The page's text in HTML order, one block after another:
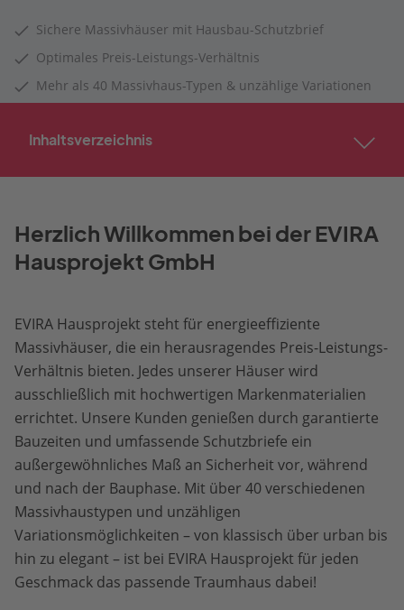
Sichere Massivhäuser mit Hausbau-Schutzbrief
Optimales Preis-Leistungs-Verhältnis
Mehr als 40 Massivhaus-Typen & unzählige Variationen
Inhaltsverzeichnis
Herzlich Willkommen bei der EVIRA
Hausprojekt GmbH
EVIRA Hausprojekt steht für energieeffiziente
Massivhäuser, die ein herausragendes Preis-Leistungs-
Verhältnis bieten. Jedes unserer Häuser wird
ausschließlich mit hochwertigen Markenmaterialien
errichtet. Unsere Kunden genießen durch garantierte
Bauzeiten und umfassende Schutzbriefe ein
außergewöhnliches Maß an Sicherheit vor, während
und nach der Bauphase. Mit über 40 verschiedenen
Massivhaustypen und unzähligen
Variationsmöglichkeiten – von klassisch über urban bis
hin zu elegant – ist bei EVIRA Hausprojekt für jeden
Geschmack das passende Traumhaus dabei!